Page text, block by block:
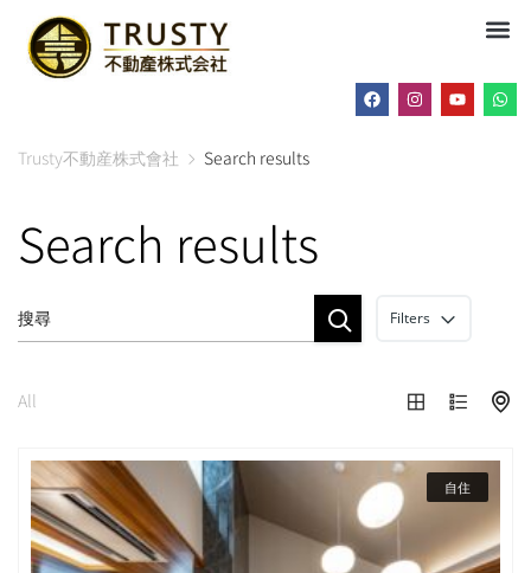
Trusty不動産株式會社 Search results
Search results
Filters
All
自住